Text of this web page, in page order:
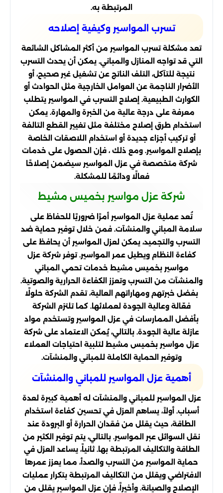
المرتبطة به.
تسرب المواسير وكيفية إصلاحه
تعد مشكلة تسرب المواسير من أكثر المشاكل الشائعة
التي قد تواجه المنازل والمباني. يمكن أن يحدث التسرب
نتيجة للتآكل، التلف الناتج عن تشغيل غير صحيح، أو
الأضرار الناجمة عن العوامل الخارجية مثل الحوادث أو
الكوارث الطبيعية. إصلاح التسرب في المواسير يتطلب
معرفة على درجة عالية من الخبرة والمهارة. يمكن
استخدام طرق إصلاح مختلفة مثل تغيير القطع التالفة
أو تركيب أجزاء جديدة أو استخدام اللاصقات الخاصة
بإصلاح المواسير. ومع ذلك ، فإن الحصول على خدمات
شركة متخصصة في عزل المواسير سيضمن إصلاحًا
فعالًا ودائمًا للمشكلة.
شركة عزل مواسير بخميس مشيط
تُعد عملية عزل المواسير أمرًا ضروريًا للحفاظ على
سلامة المباني والمنشآت. فمن خلال توفير حماية ضد
التسرب والتجميد، يمكن لعزل المواسير أن يحافظ على
كفاءة النظام ويطيل عمر المواسير. توفر شركة عزل
مواسير بخميس مشيط خدمات تحمي المباني
والمنشآت من التسرب وتعزز الكفاءة الحرارية والصوتية.
بفضل خبرتهم ومهاراتهم العالية، تقدم الشركة حلولًا
فعّالة وعالية الجودة لعملائها. كما تلتزم الشركة
بأفضل الممارسات في عزل المواسير وتستخدم مواد
عازلة عالية الجودة. بالتالي، يُمكن الاعتماد على شركة
عزل مواسير بخميس مشيط لتلبية احتياجات العملاء
وتوفير الحماية الكاملة للمباني والمنشآت.
أهمية عزل المواسير للمباني والمنشآت
عزل المواسير للمباني والمنشآت له أهمية كبيرة لعدة
أسباب. أولاً، يساهم العزل في تحسين كفاءة استخدام
الطاقة، حيث يقلل من فقدان الحرارة أو البرودة عند
نقل السوائل عبر المواسير. بالتالي، يتم توفير الكثير من
الطاقة والتكاليف المرتبطة بها. ثانياً، يساعد العزل في
حماية المواسير من التسرب والصدأ، مما يعزز عمرها
الافتراضي ويقلل من التكاليف المرتبطة بتكرار عمليات
الإصلاح والصيانة. وأخيراً، فإن عزل المواسير يقلل من